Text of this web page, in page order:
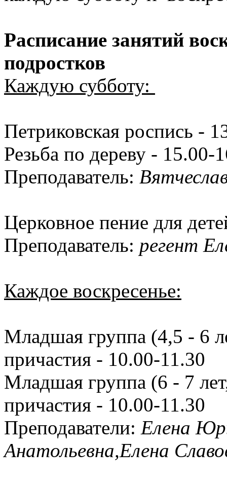
Расписание занятий
подростков
Каждую субботу:
Петриковская роспись -
Резьба по дереву - 15.00-
Преподаватель:
Церковное пение для
Преподаватель: регент
Каждое воскресенье:
Младшая группа (4,5 - 6
причастия - 10.00-11.30
Младшая группа (6 - 7
причастия - 10.00-11.30
Преподаватели: Елена
Анатольевна,Елена